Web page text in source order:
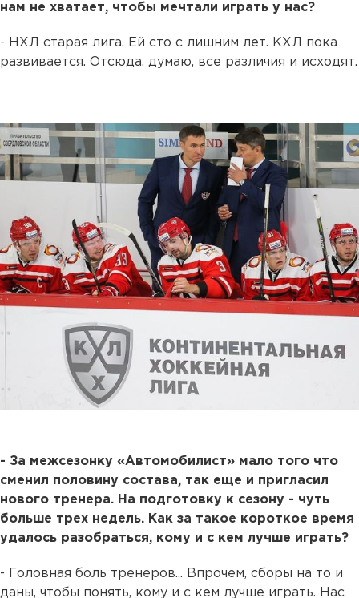
нам не хватает, чтобы мечтали играть у нас?
- НХЛ старая лига. Ей сто с лишним лет. КХЛ пока
развивается. Отсюда, думаю, все различия и исходят.
- За межсезонку «Автомобилист» мало того что
сменил половину состава, так еще и пригласил
нового тренера. На подготовку к сезону - чуть
больше трех недель. Как за такое короткое время
удалось разобраться, кому и с кем лучше играть?
- Головная боль тренеров... Впрочем, сборы на то и
даны, чтобы понять, кому и с кем лучше играть. Нас